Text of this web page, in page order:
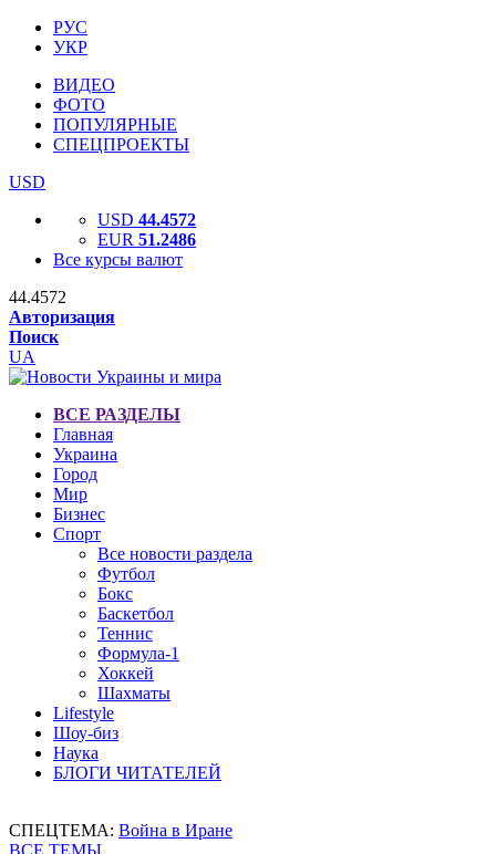
РУС
УКР
ВИДЕО
ФОТО
ПОПУЛЯРНЫЕ
СПЕЦПРОЕКТЫ
USD
USD 44.4572
EUR 51.2486
Все курсы валют
44.4572
Авторизация
Поиск
UA
ВСЕ РАЗДЕЛЫ
Главная
Украина
Город
Мир
Бизнес
Спорт
Все новости раздела
Футбол
Бокс
Баскетбол
Теннис
Формула-1
Хоккей
Шахматы
Lifestyle
Шоу-биз
Наука
БЛОГИ ЧИТАТЕЛЕЙ
СПЕЦТЕМА: Война в Иране
ВСЕ ТЕМЫ